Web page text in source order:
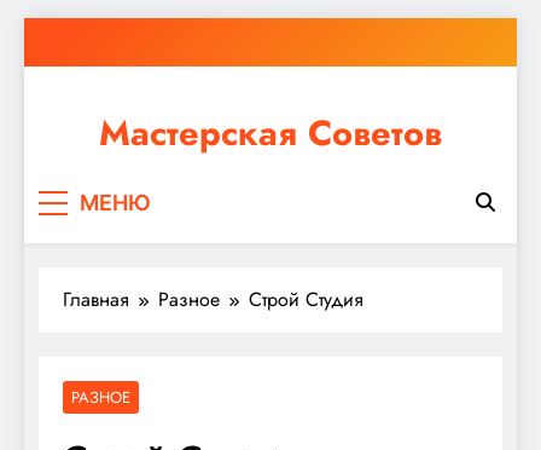
к
Мастерская Советов
ремонт или крупное строительство, в Мастерской
МЕНЮ
Главная Разное Строй Студия
РАЗНОЕ